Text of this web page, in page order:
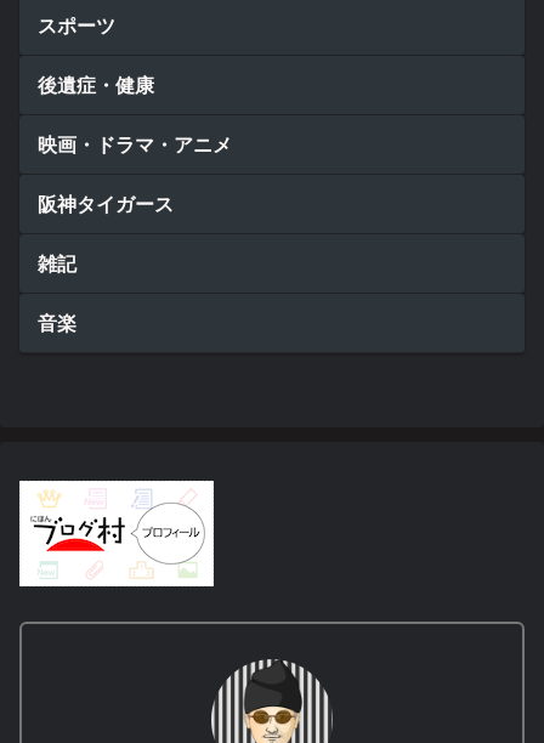
スポーツ
後遺症・健康
映画・ドラマ・アニメ
阪神タイガース
雑記
音楽